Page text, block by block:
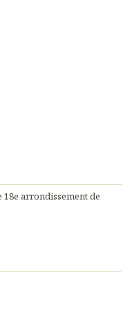
arrondissement de